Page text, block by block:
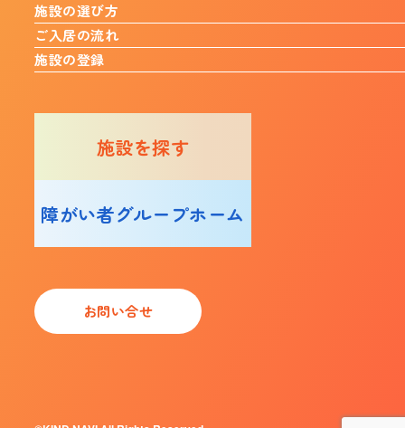
お問い合せ
施設の選び方
ご入居の流れ
施設の登録
施設を探す
障がい者グループホーム